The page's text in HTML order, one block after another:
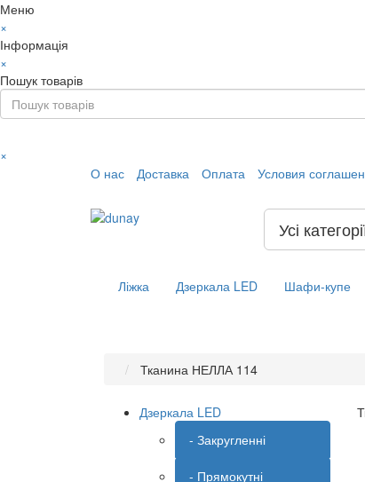
Меню
×
Інформація
×
Пошук товарів
×
О нас
Доставка Оплата Условия
Усі
Ліжка Дзеркала LED Шафи-купе
Тканина НЕЛЛА 114
Дзеркала LED
- Закругленні
- Прямокутні